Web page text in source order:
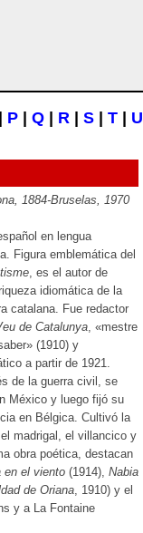
P Q R S T U
1884-Bruselas, 1970
en lengua
Figura emblemática del
, es el autor de
idiomática de la
catalana. Fue redactor
de Catalunya, «mestre
(1910) y
a partir de 1921.
de la guerra civil, se
México y luego fijó su
en Bélgica. Cultivó la
madrigal, el villancico y
obra poética, destacan
en el viento (1914), Nabia
de Oriana, 1910) y el
y a La Fontaine